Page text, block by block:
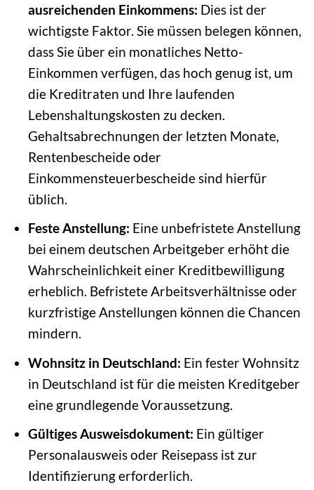
ausreichenden Einkommens: Dies ist der
wichtigste Faktor. Sie müssen belegen können,
dass Sie über ein monatliches Netto-
Einkommen verfügen, das hoch genug ist, um
die Kreditraten und Ihre laufenden
Lebenshaltungskosten zu decken.
Gehaltsabrechnungen der letzten Monate,
Rentenbescheide oder
Einkommensteuerbescheide sind hierfür
üblich.
Feste Anstellung: Eine unbefristete Anstellung
bei einem deutschen Arbeitgeber erhöht die
Wahrscheinlichkeit einer Kreditbewilligung
erheblich. Befristete Arbeitsverhältnisse oder
kurzfristige Anstellungen können die Chancen
mindern.
Wohnsitz in Deutschland: Ein fester Wohnsitz
in Deutschland ist für die meisten Kreditgeber
eine grundlegende Voraussetzung.
Gültiges Ausweisdokument: Ein gültiger
Personalausweis oder Reisepass ist zur
Identifizierung erforderlich.